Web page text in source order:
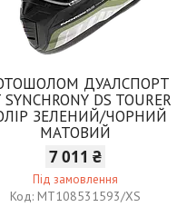
ДУАЛСПОРТ
DS TOURER
ЗЕЛЕНИЙ/ЧОРНИЙ
МАТОВИЙ
7 011 ₴
Під замовлення
MT108531593/XS